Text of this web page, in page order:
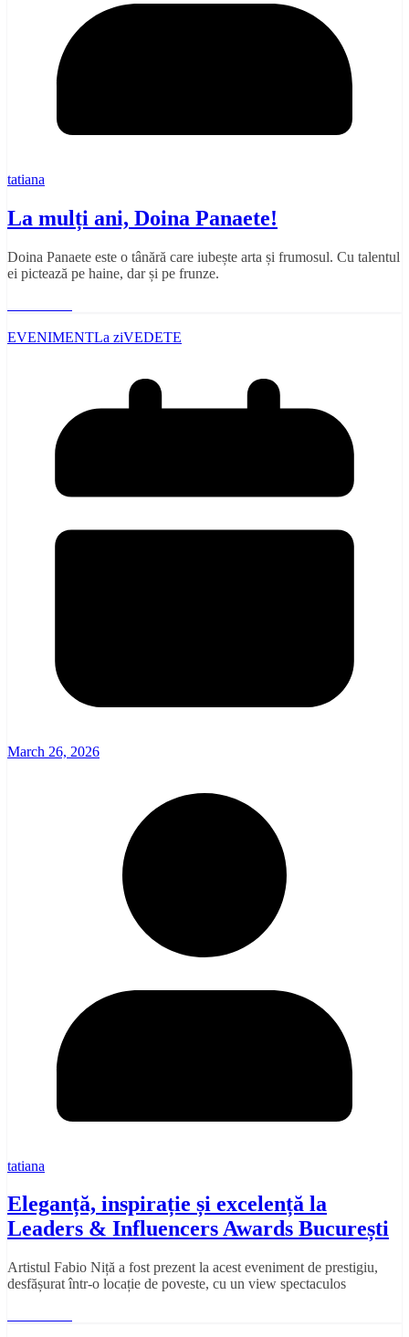
tatiana
La mulți ani, Doina Panaete!
Doina Panaete este o tânără care iubește arta și frumosul. Cu talentul
ei pictează pe haine, dar și pe frunze.
EVENIMENTLa ziVEDETE
March 26, 2026
tatiana
Eleganță, inspirație și excelență la
Leaders & Influencers Awards București
Artistul Fabio Niță a fost prezent la acest eveniment de prestigiu,
desfășurat într-o locație de poveste, cu un view spectaculos